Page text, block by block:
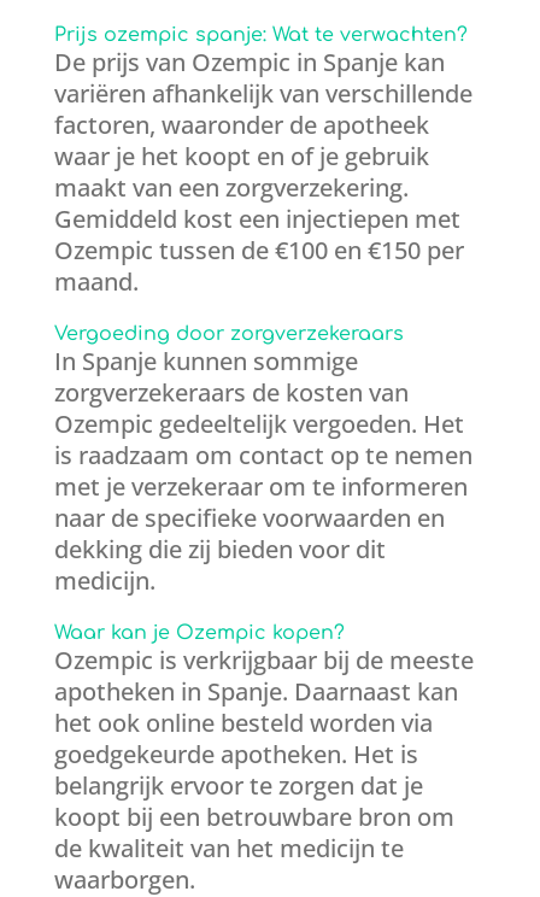
Prijs ozempic spanje: Wat te verwachten?
De prijs van Ozempic in Spanje kan
variëren afhankelijk van verschillende
factoren, waaronder de apotheek
waar je het koopt en of je gebruik
maakt van een zorgverzekering.
Gemiddeld kost een injectiepen met
Ozempic tussen de €100 en €150 per
maand.
Vergoeding door zorgverzekeraars
In Spanje kunnen sommige
zorgverzekeraars de kosten van
Ozempic gedeeltelijk vergoeden. Het
is raadzaam om contact op te nemen
met je verzekeraar om te informeren
naar de specifieke voorwaarden en
dekking die zij bieden voor dit
medicijn.
Waar kan je Ozempic kopen?
Ozempic is verkrijgbaar bij de meeste
apotheken in Spanje. Daarnaast kan
het ook online besteld worden via
goedgekeurde apotheken. Het is
belangrijk ervoor te zorgen dat je
koopt bij een betrouwbare bron om
de kwaliteit van het medicijn te
waarborgen.